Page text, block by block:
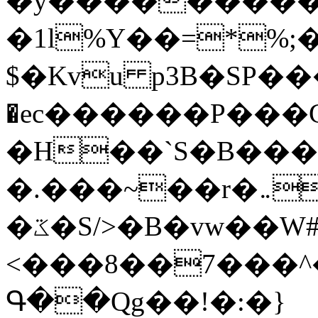
$�Kvu
�H
�.���~��r�޼�}�܅�mؕWu���K}
�ػ�S/>�B�vw��W#�I��*]\W��)Ħ�1��fC}
Գ��Qg��!�:�}